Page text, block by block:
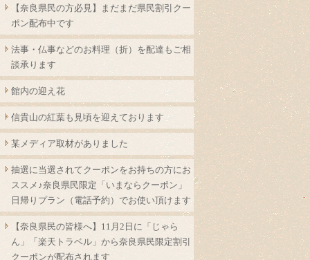
【奈良県民の方必見】まだまだ県民割引クー
ポン配布中です
法事・仏事などのお料理（折）を配達もご相
談承ります
館内の迎え花
信貴山の紅葉も見頃を迎えております
某メディア取材がありました
抽選に当選されてクーポンをお持ちの方にお
ススメ♪奈良県民限定「いまならクーポン」
日帰りプラン（電話予約）でお使い頂けます
【奈良県民の皆様へ】11月2日に「じゃら
ん」「楽天トラベル」から奈良県民限定割引
クーポンが配布されます